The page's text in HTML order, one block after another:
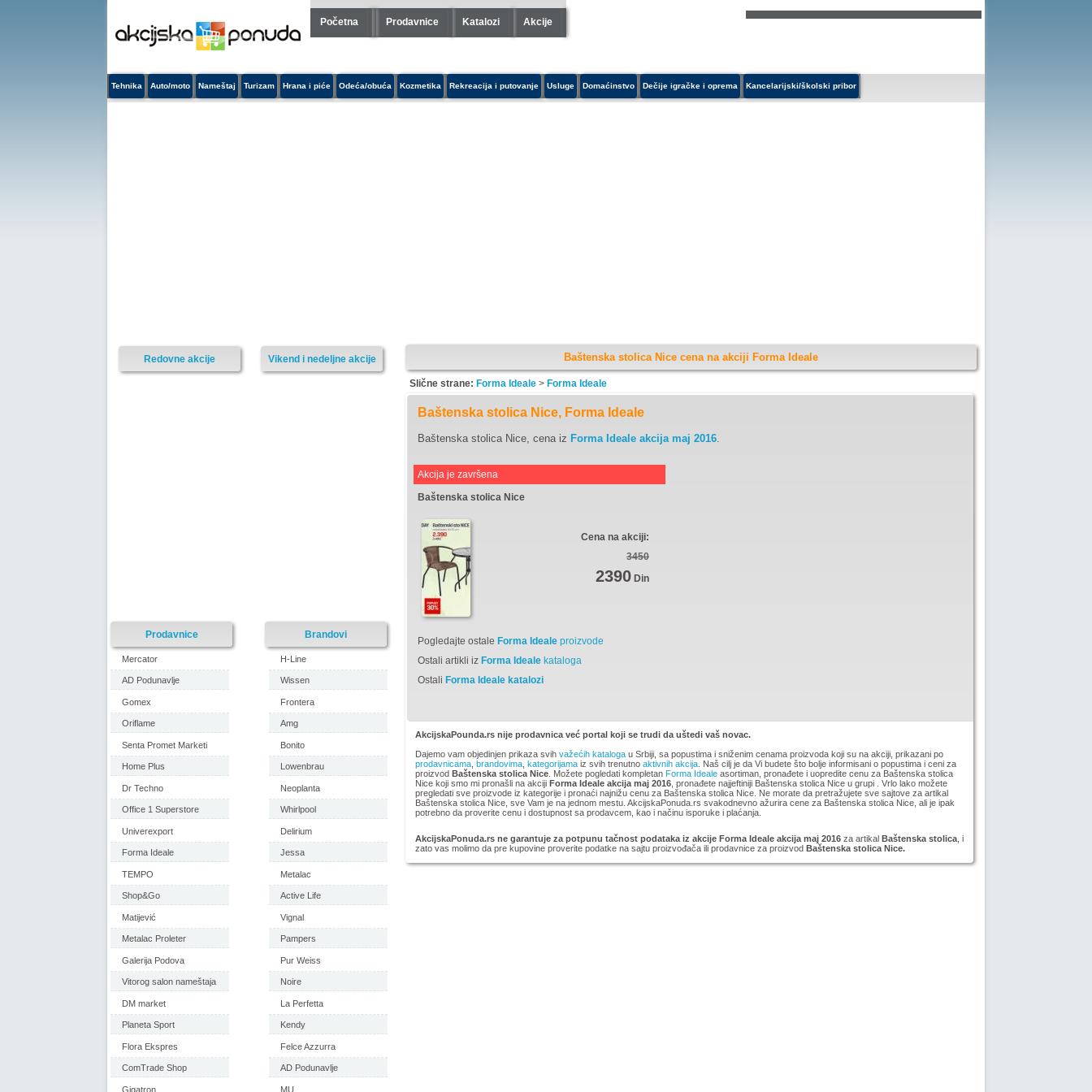
Početna Prodavnice Katalozi Akcije
Tehnika Auto/moto Nameštaj Turizam Hrana i piće Odeća/obuća Kozmetika Rekreacija i putovanje Usluge Domaćinstvo Dečije igračke i oprema Kancelarijski/školski pribor
Baštenska stolica Nice cena na akciji Forma Ideale
Slične strane: Forma Ideale > Forma Ideale
Baštenska stolica Nice, Forma Ideale
Baštenska stolica Nice, cena iz Forma Ideale akcija maj 2016.
Akcija je završena
Baštenska stolica Nice
Cena na akciji:
3450
2390 Din
Pogledajte ostale Forma Ideale proizvode
Ostali artikli iz Forma Ideale kataloga
Ostali Forma Ideale katalozi
AkcijskaPounda.rs nije prodavnica već portal koji se trudi da uštedi vaš novac.
Dajemo vam objedinjen prikaza svih važećih kataloga u Srbiji, sa popustima i sniženim cenama proizvoda koji su na akciji, prikazani po
prodavnicama brandovima kategorijama iz svih trenutno aktivnih akcija . Naš cilj je da Vi budete što bolje informisani o popustima i ceni za
proizvod Baštenska stolica Nice . Možete pogledati kompletan Forma Ideale asortiman, pronađete i uopredite cenu za Baštenska stolica
Nice koji smo mi pronašli na akciji Forma Ideale akcija maj 2016 , pronađete najjeftiniji Baštenska stolica Nice u grupi . Vrlo lako možete
pregledati sve proizvode iz kategorije i pronaći najnižu cenu za Baštenska stolica Nice. Ne morate da pretražujete sve sajtove za artikal
Baštenska stolica Nice, sve Vam je na jednom mestu. AkcijskaPonuda.rs svakodnevno ažurira cene za Baštenska stolica Nice, ali je ipak
potrebno da proverite cenu i dostupnost sa prodavcem, kao i načinu isporuke i plaćanja.
AkcijskaPonuda.rs ne garantuje za potpunu tačnost podataka iz akcije Forma Ideale akcija maj 2016 za artikal Baštenska stolica , i
zato vas molimo da pre kupovine proverite podatke na sajtu proizvođača ili prodavnice za proizvod Baštenska stolica Nice.
Vikend i nedeljne akcije
Redovne akcije
Prodavnice
Mercator
AD Podunavlje
Gomex
Oriflame
Senta Promet Marketi
Home Plus
Dr Techno
Office 1 Superstore
Univerexport
Forma Ideale
TEMPO
Shop&Go
Matijević
Metalac Proleter
Galerija Podova
Vitorog salon nameštaja
DM market
Planeta Sport
Flora Ekspres
ComTrade Shop
Gigatron
Brandovi
H-Line
Wissen
Frontera
Amg
Bonito
Lowenbrau
Neoplanta
Whirlpool
Delirium
Jessa
Metalac
Active Life
Vignal
Pampers
Pur Weiss
Noire
La Perfetta
Kendy
Felce Azzurra
AD Podunavlje
MU